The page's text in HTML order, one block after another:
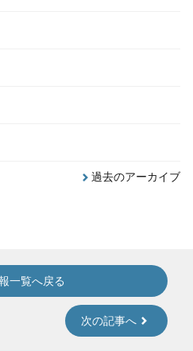
過去のアーカイブ
一覧へ戻る
次の記事へ